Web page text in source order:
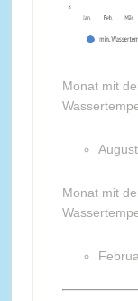
Monat mit
Monat mit